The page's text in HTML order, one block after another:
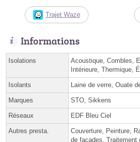
Trajet Waze
Informations
Isolations
Acoustique, Combles,
Intérieure, Thermique,
Isolants Laine de verre, Ouate
Marques STO, Sikkens
Réseaux EDF Bleu Ciel
Autres presta.
Couverture, Peinture,
de façades, Traitement